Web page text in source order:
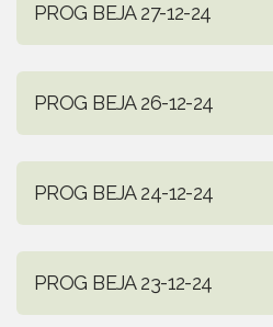
PROG BEJA 27-12-24
PROG BEJA 26-12-24
PROG BEJA 24-12-24
PROG BEJA 23-12-24